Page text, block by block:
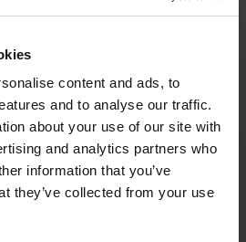
content and ads, to
and to analyse our traffic.
about your use of our site with
and analytics partners who
information that you’ve
they’ve collected from your use
Eigenschaften
Mehrtageswanderung (bis 4